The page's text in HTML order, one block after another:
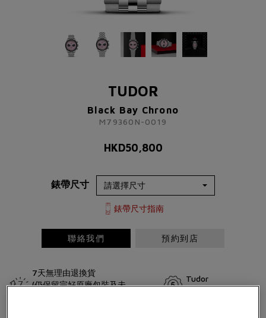
TUDOR
Black Bay Chrono
M79360N-0019
HKD50,800
錶帶尺寸
錶帶尺寸指南
聯絡我們 預約到店
7天無理由退換貨
(仍保留完好原廠包裝及未
Tudor
五年保用證
TUDOR
Black Bay Chrono
HKD50,800
+852 2192 3123
請完成以下表格
小姐 女士 太太